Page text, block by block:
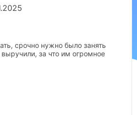
срочно нужно было занять
за что им огромное